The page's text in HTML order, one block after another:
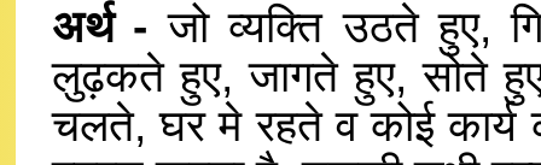
अर्थ - जो व्यक्ति उठते हुए,
लुढ़कते हुए, जागते हुए, सोते
चलते, घर मे रहते व कोई कार्य